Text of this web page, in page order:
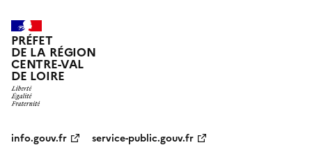
PRÉFET
DE LA RÉGION
CENTRE-VAL
DE LOIRE
info.gouv.fr service-public.gouv.fr